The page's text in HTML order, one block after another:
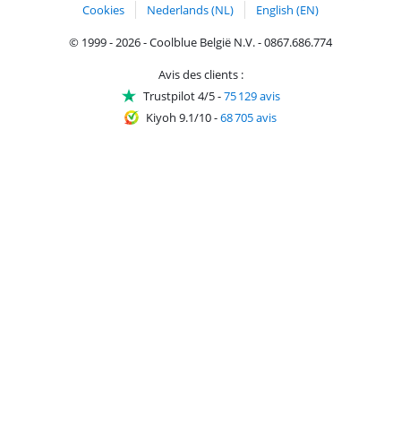
Cookies
Nederlands (NL)
English (EN)
© 1999 - 2026 - Coolblue België N.V. - 0867.686.774
Avis des clients :
Trustpilot 4/5-75 129 avis
Kiyoh 9.1/10-68 705 avis